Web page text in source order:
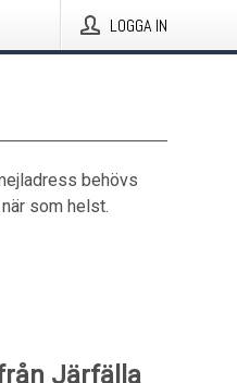
LOGGA IN
behövs
som helst.
Järfälla